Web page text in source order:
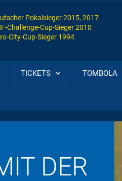
Pokalsieger 2015, 2017
Challenge-Cup-Sieger 2010
City-Cup-Sieger 1994
TICKETS TOMBOLA
DER